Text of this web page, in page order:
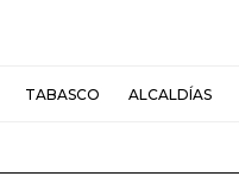
TABASCO ALCALDÍAS